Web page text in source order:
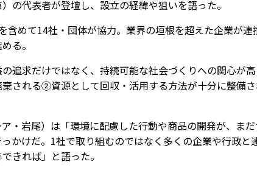
の代表者が登壇し、設立の経緯や狙いを語った。
含めて14社・団体が協力。業界の垣根を超えた企業が連
る。
追求だけではなく、持続可能な社会づくりへの関心が
される②資源として回収・活用する方法が十分に整備さ
・岩尾）は「環境に配慮した行動や商品の開発が、ま
かけだ。1社で取り組むのではなく多くの企業や行政と
きれば」と語った。